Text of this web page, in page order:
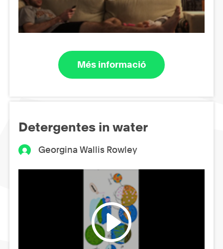
Més informació
Detergentes in water
Georgina Wallis Rowley